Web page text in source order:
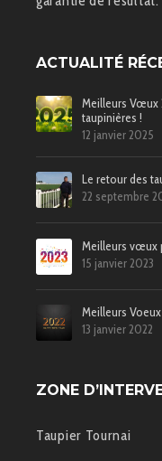
ACTUALITÉ
Meilleurs Vœux
taupinières !
12 janvier 2025
Le retour des
22 septembre
Meilleurs vœux
15 janvier 2023
Meilleurs
13 janvier 2022
ZONE
Taupier Tournai